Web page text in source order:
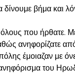
δίνουμε βήμα και
όλους που ήρθατε.
ανηφορίζατε
έμοιαζαν με
του